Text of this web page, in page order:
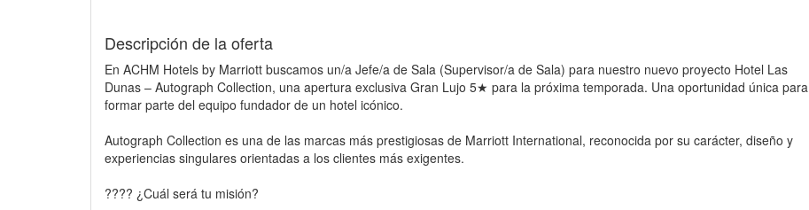
Descripción de la oferta
En ACHM Hotels by Marriott buscamos un/a Jefe/a de Sala (Supervisor/a de Sala) para nuestro nuevo proyecto Hotel Las
Dunas – Autograph Collection, una apertura exclusiva Gran Lujo 5★ para la próxima temporada. Una oportunidad única para
formar parte del equipo fundador de un hotel icónico.
Autograph Collection es una de las marcas más prestigiosas de Marriott International, reconocida por su carácter, diseño y
experiencias singulares orientadas a los clientes más exigentes.
???? ¿Cuál será tu misión?